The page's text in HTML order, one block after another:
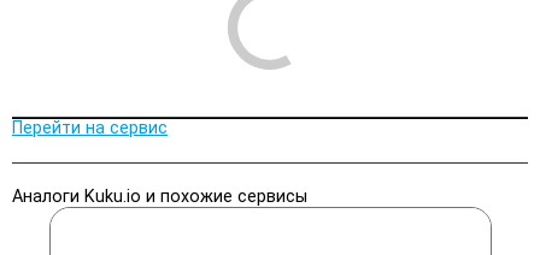
Перейти на сервис
Аналоги Kuku.io и похожие сервисы